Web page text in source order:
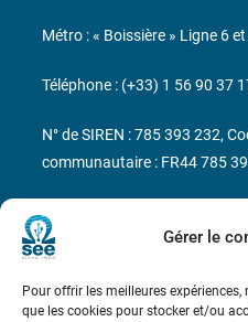
Gérer le
Pour offrir les meilleures
que les cookies pour stocker et/ou
Bicentenaire des
Marie Ampère
Conditions
Métro : « Boissière » Ligne 6
Téléphone : (+33) 1 56 90 37
N° de SIREN : 785 393 232,
communautaire : FR44 785